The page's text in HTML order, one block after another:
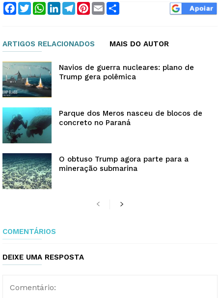
Facebook
TwitterWhatsApp
LinkedInTelegram
Pinterest
Email
ARTIGOS RELACIONADOS MAIS DO AUTOR
Navios de guerra nucleares: plano de
Trump gera polêmica
Parque dos Meros nasceu de blocos de
concreto no Paraná
O obtuso Trump agora parte para a
mineração submarina
COMENTÁRIOS
DEIXE UMA RESPOSTA